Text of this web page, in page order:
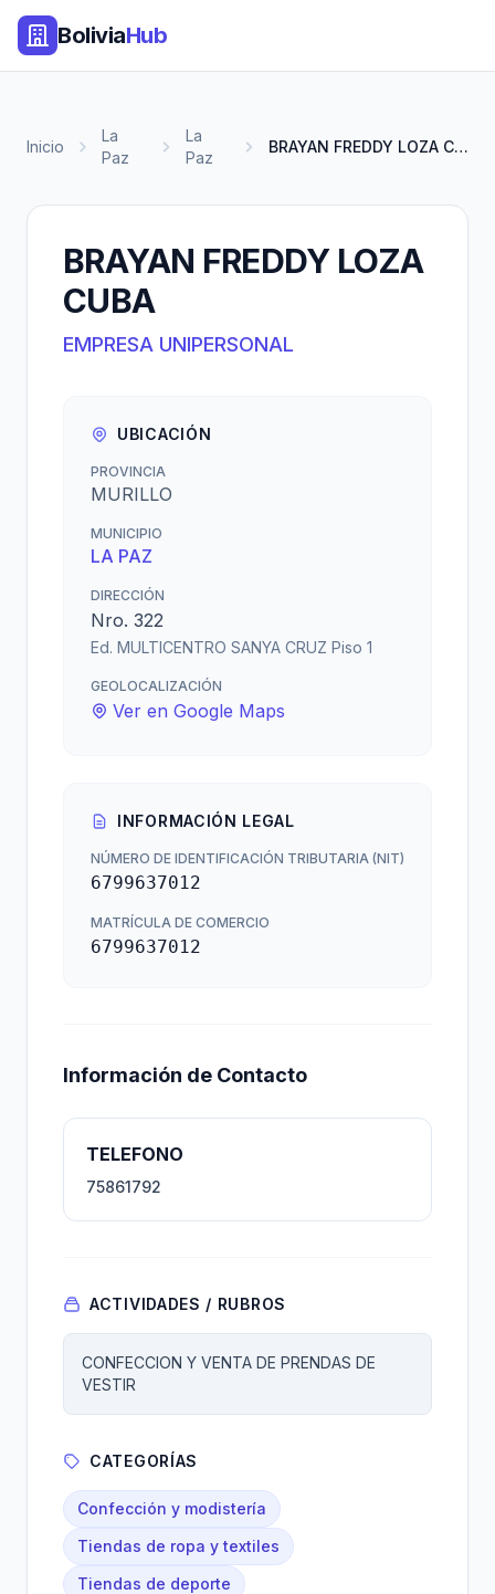
BoliviaHub
Inicio
La
Paz
La
Paz
BRAYAN FREDDY LOZA CUBA
BRAYAN FREDDY LOZA
CUBA
EMPRESA UNIPERSONAL
UBICACIÓN
PROVINCIA
MURILLO
MUNICIPIO
LA PAZ
DIRECCIÓN
Nro. 322
Ed. MULTICENTRO SANYA CRUZ Piso 1
GEOLOCALIZACIÓN
Ver en Google Maps
INFORMACIÓN LEGAL
NÚMERO DE IDENTIFICACIÓN TRIBUTARIA (NIT)
6799637012
MATRÍCULA DE COMERCIO
6799637012
Información de Contacto
TELEFONO
75861792
ACTIVIDADES / RUBROS
CONFECCION Y VENTA DE PRENDAS DE
VESTIR
CATEGORÍAS
Confección y modistería
Tiendas de ropa y textiles
Tiendas de deporte